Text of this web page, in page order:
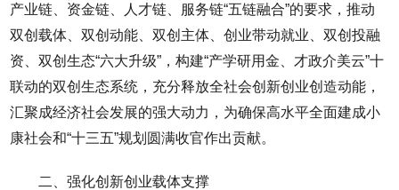
产业链、资金链、人才链、服务链“五链融合”的要求，推动
双创载体、双创动能、双创主体、创业带动就业、双创投融
资、双创生态“六大升级”，构建“产学研用金、才政介美云”十
联动的双创生态系统，充分释放全社会创新创业创造动能，
汇聚成经济社会发展的强大动力，为确保高水平全面建成小
康社会和“十三五”规划圆满收官作出贡献。
二、强化创新创业载体支撑